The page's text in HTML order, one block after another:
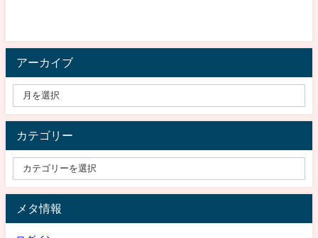
アーカイブ
カテゴリー
メタ情報